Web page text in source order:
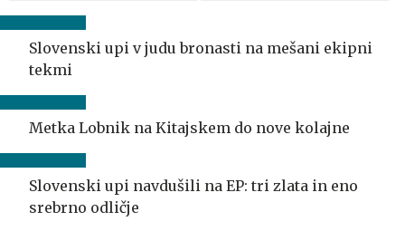
Slovenski upi v judu bronasti na mešani ekipni
tekmi
Metka Lobnik na Kitajskem do nove kolajne
Slovenski upi navdušili na EP: tri zlata in eno
srebrno odličje